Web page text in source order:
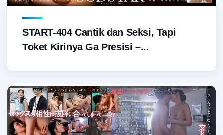
START-404 Cantik dan Seksi, Tapi
Toket Kirinya Ga Presisi –...